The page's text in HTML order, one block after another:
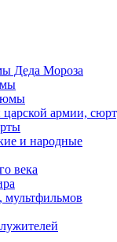
Деда Мороза
армии,
и народные
века
мультфильмов